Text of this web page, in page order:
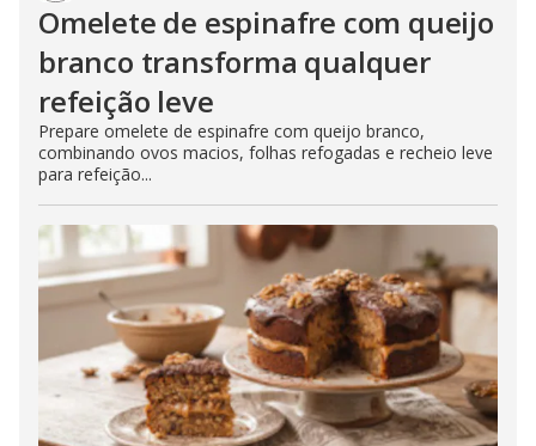
Omelete de espinafre com queijo
branco transforma qualquer
refeição leve
Prepare omelete de espinafre com queijo branco,
combinando ovos macios, folhas refogadas e recheio leve
para refeição...